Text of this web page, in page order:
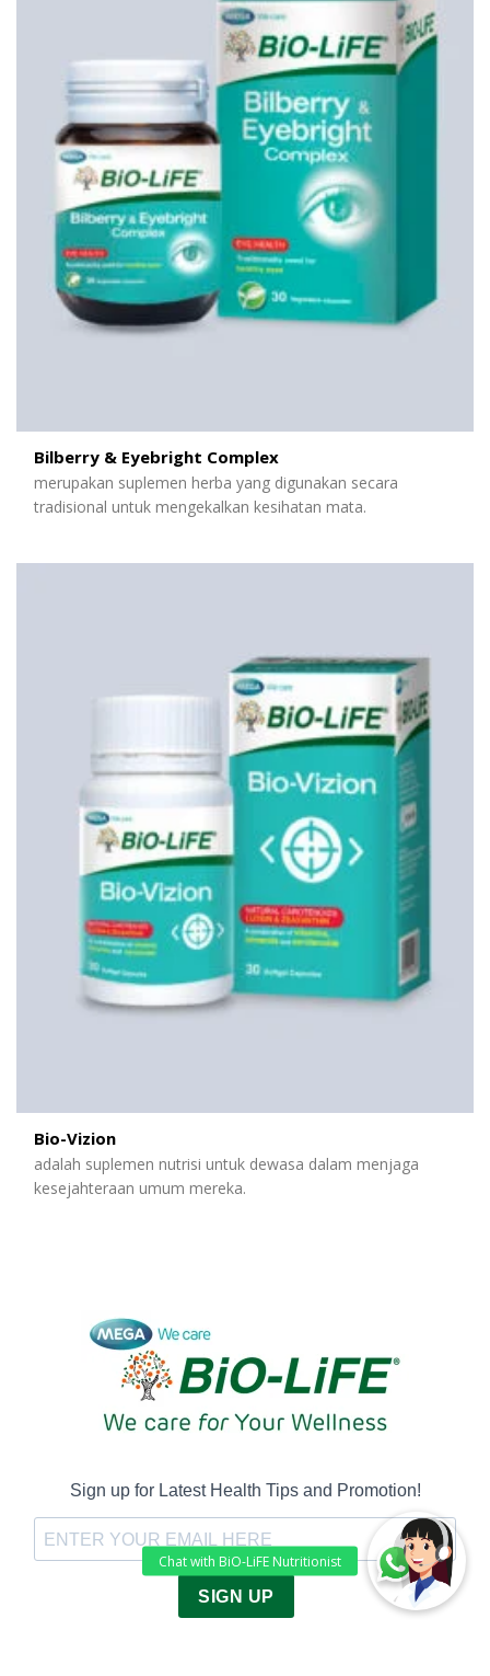
Bilberry & Eyebright Complex
merupakan suplemen herba yang digunakan secara
tradisional untuk mengekalkan kesihatan mata.
Bio-Vizion
adalah suplemen nutrisi untuk dewasa dalam menjaga
kesejahteraan umum mereka.
Sign up for Latest Health Tips and Promotion!
SIGN UP